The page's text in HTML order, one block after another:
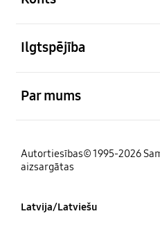
Ilgtspējība
Par mums
Autortiesības© 1995-2026
aizsargātas
Latvija/Latviešu